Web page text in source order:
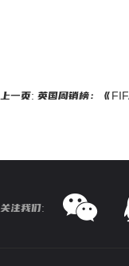
上一页: 英国周销榜：《
关注我们: